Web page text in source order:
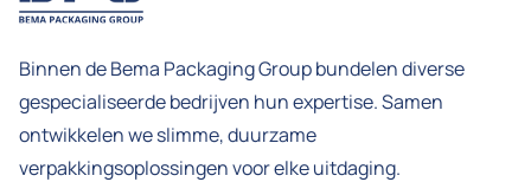
Binnen de Bema Packaging Group bundelen diverse
gespecialiseerde bedrijven hun expertise. Samen
ontwikkelen we slimme, duurzame
verpakkingsoplossingen voor elke uitdaging.